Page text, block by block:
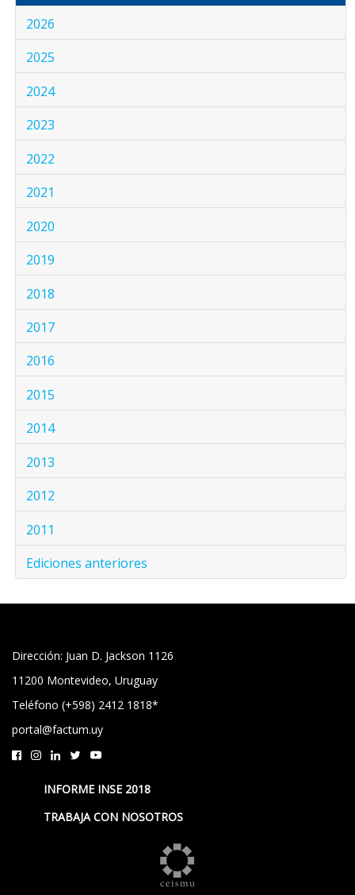
2026
2025
2024
2023
2022
2021
2020
2019
2018
2017
2016
2015
2014
2013
2012
2011
Ediciones anteriores
Dirección: Juan D. Jackson 1126
11200 Montevideo, Uruguay
Teléfono (+598) 2412 1818*
portal@factum.uy
INFORME INSE 2018
TRABAJA CON NOSOTROS